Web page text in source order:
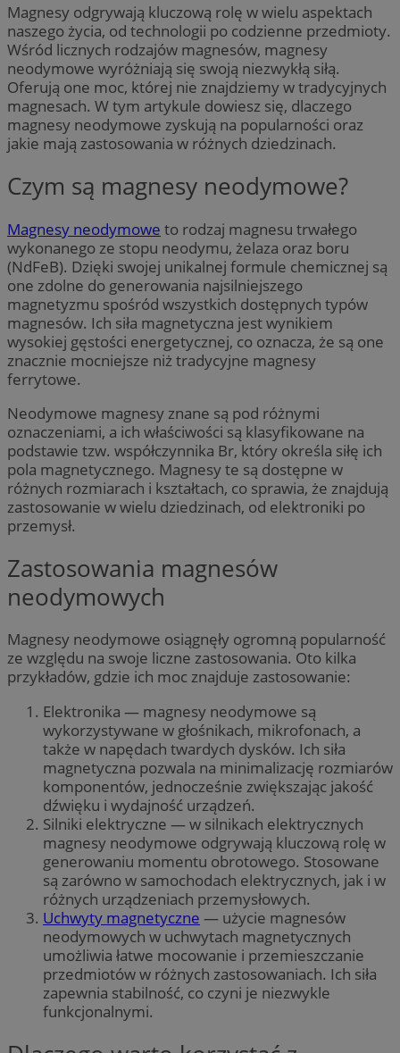
Magnesy odgrywają kluczową rolę w wielu aspektach
naszego życia, od technologii po codzienne przedmioty.
Wśród licznych rodzajów magnesów, magnesy
neodymowe wyróżniają się swoją niezwykłą siłą.
Oferują one moc, której nie znajdziemy w tradycyjnych
magnesach. W tym artykule dowiesz się, dlaczego
magnesy neodymowe zyskują na popularności oraz
jakie mają zastosowania w różnych dziedzinach.
Czym są magnesy neodymowe?
Magnesy neodymowe to rodzaj magnesu trwałego
wykonanego ze stopu neodymu, żelaza oraz boru
(NdFeB). Dzięki swojej unikalnej formule chemicznej są
one zdolne do generowania najsilniejszego
magnetyzmu spośród wszystkich dostępnych typów
magnesów. Ich siła magnetyczna jest wynikiem
wysokiej gęstości energetycznej, co oznacza, że są one
znacznie mocniejsze niż tradycyjne magnesy
ferrytowe.
Neodymowe magnesy znane są pod różnymi
oznaczeniami, a ich właściwości są klasyfikowane na
podstawie tzw. współczynnika Br, który określa siłę ich
pola magnetycznego. Magnesy te są dostępne w
różnych rozmiarach i kształtach, co sprawia, że znajdują
zastosowanie w wielu dziedzinach, od elektroniki po
przemysł.
Zastosowania magnesów
neodymowych
Magnesy neodymowe osiągnęły ogromną popularność
ze względu na swoje liczne zastosowania. Oto kilka
przykładów, gdzie ich moc znajduje zastosowanie:
Elektronika — magnesy neodymowe są
wykorzystywane w głośnikach, mikrofonach, a
także w napędach twardych dysków. Ich siła
magnetyczna pozwala na minimalizację rozmiarów
komponentów, jednocześnie zwiększając jakość
dźwięku i wydajność urządzeń.
Silniki elektryczne — w silnikach elektrycznych
magnesy neodymowe odgrywają kluczową rolę w
generowaniu momentu obrotowego. Stosowane
są zarówno w samochodach elektrycznych, jak i w
różnych urządzeniach przemysłowych.
Uchwyty magnetyczne — użycie magnesów
neodymowych w uchwytach magnetycznych
umożliwia łatwe mocowanie i przemieszczanie
przedmiotów w różnych zastosowaniach. Ich siła
zapewnia stabilność, co czyni je niezwykle
funkcjonalnymi.